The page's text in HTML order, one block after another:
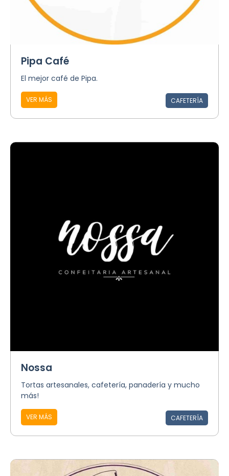
Pipa Café
El mejor café de Pipa.
VER MÁS CAFETERÍA
Nossa
Tortas artesanales, cafetería, panadería y mucho
más!
VER MÁS CAFETERÍA